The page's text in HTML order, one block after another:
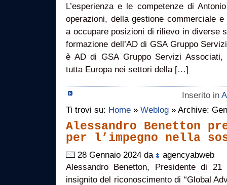
L’esperienza e le competenze di
operazioni, della gestione commerciale
a occupare posizioni di rilievo in diverse
formazione dell’AD di GSA Gruppo
è AD di GSA Gruppo Servizi
tutta Europa nei settori della […]
Inserito in
Ti trovi su: Home » Weblog » Archive:
Alessandro Benetton
per l’impegno nella
28 Gennaio 2024 da
agencyabweb
Alessandro Benetton, Presidente di
insignito del riconoscimento di “Global